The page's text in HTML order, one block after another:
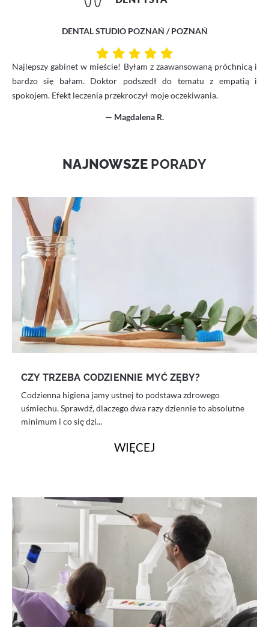
DENTAL STUDIO POZNAŃ / POZNAŃ
Najlepszy gabinet w mieście! Byłam z zaawansowaną próchnicą i
bardzo się bałam. Doktor podszedł do tematu z empatią i
spokojem. Efekt leczenia przekroczył moje oczekiwania.
— Magdalena R.
NAJNOWSZE PORADY
CZY TRZEBA CODZIENNIE MYĆ ZĘBY?
Codzienna higiena jamy ustnej to podstawa zdrowego
uśmiechu. Sprawdź, dlaczego dwa razy dziennie to absolutne
minimum i co się dzi...
WIĘCEJ